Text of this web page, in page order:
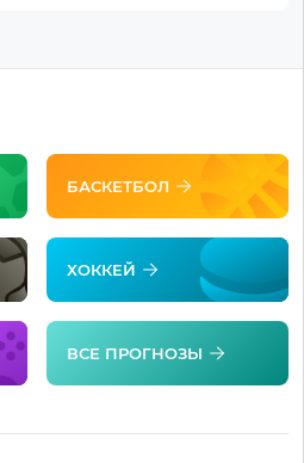
БАСКЕТБОЛ
ХОККЕЙ
ВСЕ ПРОГНОЗЫ